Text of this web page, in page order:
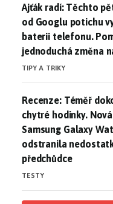
Ajťák radí: Těchto
Ajťák radí: Těchto
od Googlu potichu
baterii telefonu.
jednoduchá změna
TIPY A TRIKY
Recenze: Téměř
Recenze: Téměř
chytré hodinky.
Samsung Galaxy
odstranila
předchůdce
TESTY